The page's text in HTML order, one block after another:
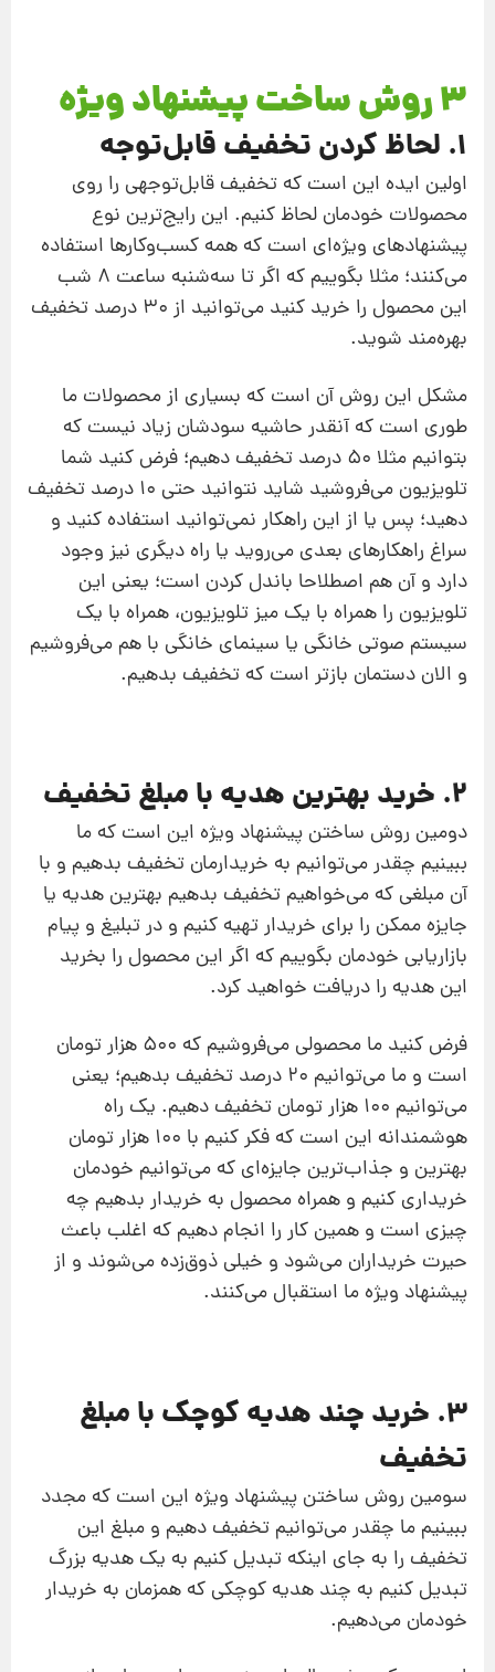
3 روش ساخت پیشنهاد ویژه
1. لحاظ کردن تخفیف قابل‌توجه
اولین ایده این است که تخفیف قابل‌توجهی را روی
محصولات خودمان لحاظ کنیم. این رایج‌ترین نوع
پیشنهادهای ویژه‌ای است که همه کسب‌وکارها استفاده
می‌کنند؛ مثلا بگوییم که اگر تا سه‌شنبه ساعت 8 شب
این محصول را خرید کنید می‌توانید از 30 درصد تخفیف
بهره‌مند شوید.
مشکل این روش آن است که بسیاری از محصولات ما
طوری است که آنقدر حاشیه سودشان زیاد نیست که
بتوانیم مثلا 50 درصد تخفیف دهیم؛ فرض کنید شما
تلویزیون می‌فروشید شاید نتوانید حتی 10 درصد تخفیف
دهید؛ پس یا از این راهکار نمی‌توانید استفاده کنید و
سراغ راهکارهای بعدی می‌روید یا راه دیگری نیز وجود
دارد و آن هم اصطلاحا باندل کردن است؛‌ یعنی این
تلویزیون را همراه با یک میز تلویزیون، همراه با یک
سیستم صوتی خانگی یا سینمای خانگی با هم می‌فروشیم
و الان دستمان بازتر است که تخفیف بدهیم.
2. خرید بهترین هدیه با مبلغ تخفیف
دومین روش ساختن پیشنهاد ویژه این است که ما
ببینیم چقدر می‌توانیم به خریدارمان تخفیف بدهیم و با
آن مبلغی که می‌خواهیم تخفیف بدهیم بهترین هدیه یا
جایزه ممکن را برای خریدار تهیه کنیم و در تبلیغ و پیام
بازاریابی خودمان بگوییم که اگر این محصول را بخرید
این هدیه را دریافت خواهید کرد.
فرض کنید ما محصولی می‌فروشیم که 500 هزار تومان
است و ما می‌توانیم 20 درصد تخفیف بدهیم؛ یعنی
می‌توانیم 100 هزار تومان تخفیف دهیم. یک راه
هوشمندانه این است که فکر کنیم با 100 هزار تومان
بهترین و جذاب‌ترین جایزه‌ای که می‌توانیم خودمان
خریداری کنیم و همراه محصول به خریدار بدهیم چه
چیزی است و همین کار را انجام دهیم که اغلب باعث
حیرت خریداران می‌شود و خیلی ذوق‌زده می‌شوند و از
پیشنهاد ویژه ما استقبال می‌کنند.
3. خرید چند هدیه کوچک با مبلغ
تخفیف
سومین روش ساختن پیشنهاد ویژه این است که مجدد
ببینیم ما چقدر می‌توانیم تخفیف دهیم و مبلغ این
تخفیف را به جای اینکه تبدیل کنیم به یک هدیه بزرگ
تبدیل کنیم به چند هدیه کوچکی که همزمان به خریدار
خودمان می‌دهیم.